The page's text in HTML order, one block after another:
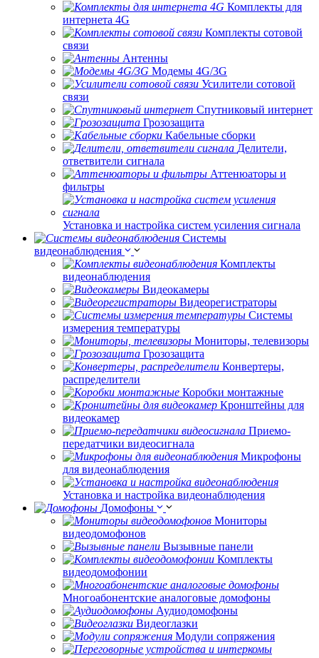
Комплекты для
интернета 4G
Комплекты сотовой
связи
Антенны
Модемы 4G/3G
Усилители сотовой
связи
Спутниковый интернет
Грозозащита
Кабельные сборки
Делители,
ответвители сигнала
Аттенюаторы и
фильтры
Установка и настройка систем усиления сигнала
Системы
видеонаблюдения
Комплекты
видеонаблюдения
Видеокамеры
Видеорегистраторы
Системы
измерения температуры
Мониторы, телевизоры
Грозозащита
Конвертеры,
распределители
Коробки монтажные
Кронштейны для
видеокамер
Приемо-
передатчики видеосигнала
Микрофоны
для видеонаблюдения
Установка и настройка видеонаблюдения
Домофоны
Мониторы
видеодомофонов
Вызывные панели
Комплекты
видеодомофонии
Многоабонентские аналоговые домофоны
Аудиодомофоны
Видеоглазки
Модули сопряжения